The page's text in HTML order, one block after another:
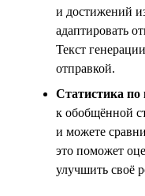
и достижений
адаптировать
Текст
отправкой.
Статистика по
к обобщённой
и можете
это поможет
улучшить своё